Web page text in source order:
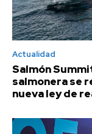
Actualidad
Salmón
salmonera se
nueva ley de